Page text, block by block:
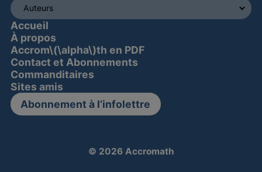
Accueil
À propos
Accrom\(\alpha\)th en PDF
Contact et Abonnements
Commanditaires
Sites amis
Abonnement à l’infolettre
© 2026 Accromath